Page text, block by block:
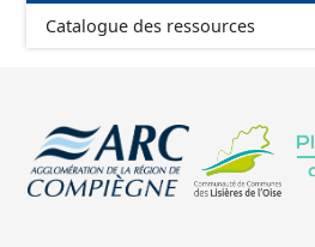
Catalogue des ressources